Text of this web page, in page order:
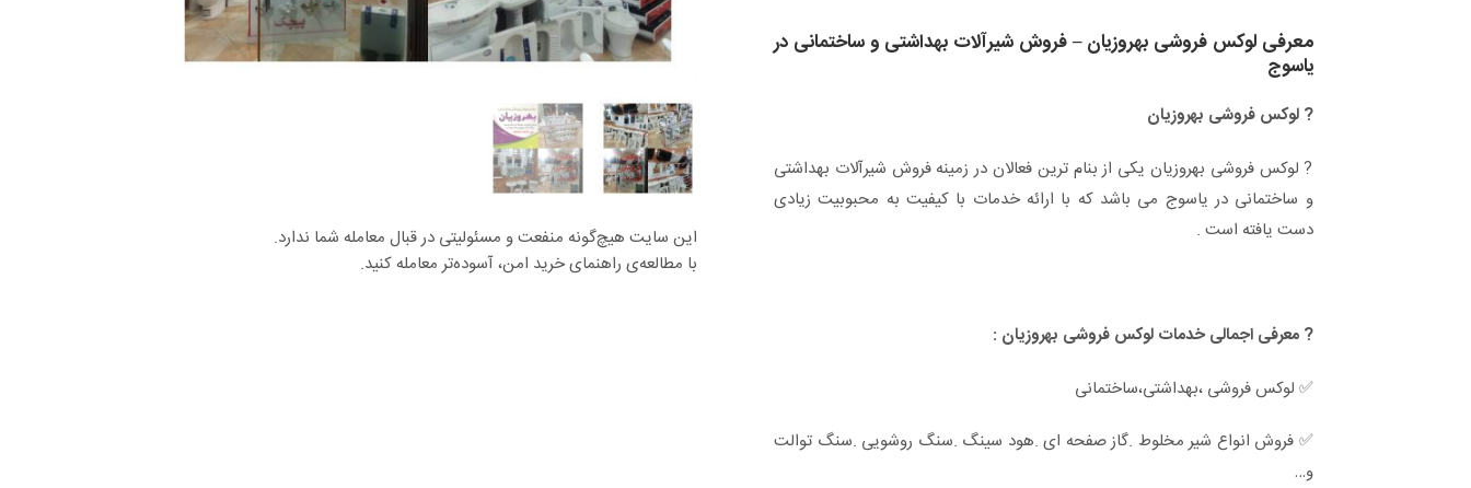
معرفی لوکس فروشی بهروزیان – فروش شیرآلات بهداشتی و ساختمانی در
یاسوج
? لوکس فروشی بهروزیان
? لوکس فروشی بهروزیان یکی از بنام ترین فعالان در زمینه فروش شیرآلات بهداشتی
و ساختمانی در یاسوج می باشد که با ارائه خدمات با کیفیت به محبوبیت زیادی
دست یافته است .
? معرفی اجمالی خدمات لوکس فروشی بهروزیان :
✅ لوکس فروشی ،بهداشتی،ساختمانی
✅ فروش انواع شیر مخلوط .گاز صفحه ای .هود سینگ .سنگ روشویی .سنگ توالت
و…
این سایت هیچ‌گونه منفعت و مسئولیتی در قبال معامله شما ندارد.
با مطالعه‌ی راهنمای خرید امن، آسوده‌تر معامله کنید.